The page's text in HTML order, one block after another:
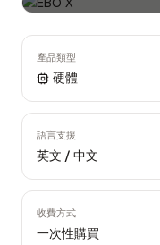
產品類型
硬體
語言支援
英文 / 中文
收費方式
一次性購買